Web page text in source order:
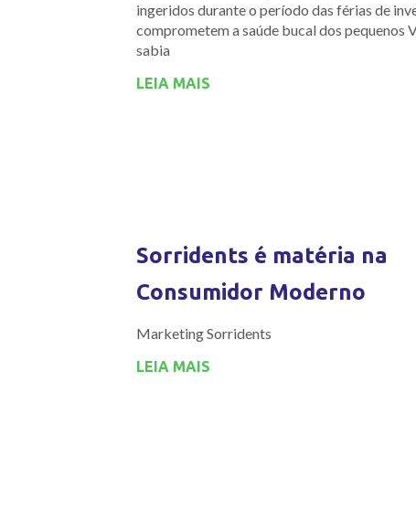
ingeridos durante o período das férias de
comprometem a saúde bucal dos pequenos
sabia
LEIA MAIS
Sorridents é matéria na
Consumidor Moderno
Marketing Sorridents
LEIA MAIS